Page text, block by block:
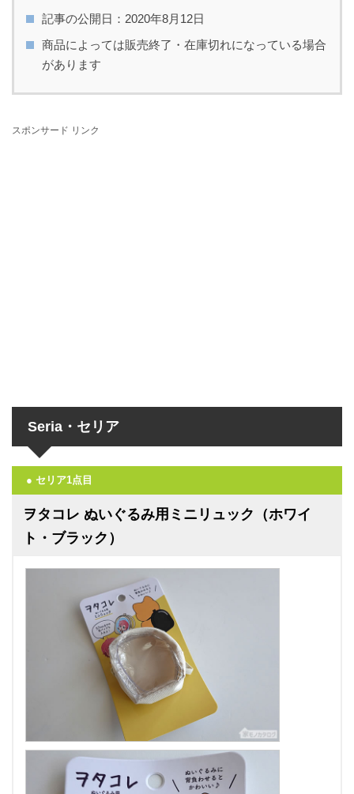
記事の公開日：2020年8月12日
商品によっては販売終了・在庫切れになっている場合
があります
スポンサード リンク
Seria・セリア
● セリア1点目
ヲタコレ ぬいぐるみ用ミニリュック（ホワイ
ト・ブラック）